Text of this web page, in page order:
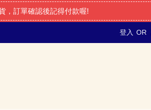
，訂單確認後記得付款喔!
登入 OR